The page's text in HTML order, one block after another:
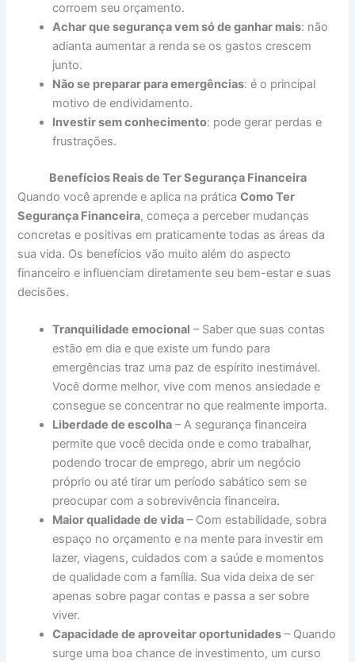
corroem seu orçamento.
Achar que segurança vem só de ganhar mais: não
adianta aumentar a renda se os gastos crescem
junto.
Não se preparar para emergências: é o principal
motivo de endividamento.
Investir sem conhecimento: pode gerar perdas e
frustrações.
Benefícios Reais de Ter Segurança Financeira
Quando você aprende e aplica na práticaComo Ter
Segurança Financeira, começa a perceber mudanças
concretas e positivas em praticamente todas as áreas da
sua vida. Os benefícios vão muito além do aspecto
financeiro e influenciam diretamente seu bem-estar e suas
decisões.
Tranquilidade emocional – Saber que suas contas
estão em dia e que existe um fundo para
emergências traz uma paz de espírito inestimável.
Você dorme melhor, vive com menos ansiedade e
consegue se concentrar no que realmente importa.
Liberdade de escolha – A segurança financeira
permite que você decida onde e como trabalhar,
podendo trocar de emprego, abrir um negócio
próprio ou até tirar um período sabático sem se
preocupar com a sobrevivência financeira.
Maior qualidade de vida – Com estabilidade, sobra
espaço no orçamento e na mente para investir em
lazer, viagens, cuidados com a saúde e momentos
de qualidade com a família. Sua vida deixa de ser
apenas sobre pagar contas e passa a ser sobre
viver.
Capacidade de aproveitar oportunidades – Quando
surge uma boa chance de investimento, um curso